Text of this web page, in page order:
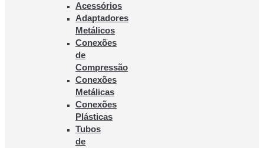
Acessórios
Adaptadores
Metálicos
Conexões
de
Compressão
Conexões
Metálicas
Conexões
Plásticas
Tubos
de